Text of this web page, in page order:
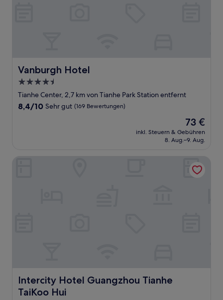
Vanburgh Hotel
Vanburgh Hotel
4.5-
Sterne-
Unterkunft
Tianhe Center, 2,7 km von Tianhe Park Station entfernt
8.4
Bewertungen)
8,4/10 Sehr gut (169 Bewertungen)
Der
Preis
beträgt
73 €
inkl. Steuern & Gebühren
8. Aug.–9. Aug.
Intercity Hotel Guangzhou Tianhe
TaiKoo Hui
Intercity Hotel Guangzhou Tianhe TaiKoo Hui